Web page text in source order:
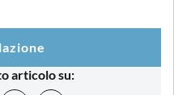
articolo su: